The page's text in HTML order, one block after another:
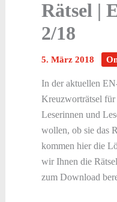
Rätsel |
2/18
5. März 2018
In der aktuellen
Kreuzworträtsel
Leserinnen und
wollen, ob sie das
kommen hier die
wir Ihnen die
zum Download